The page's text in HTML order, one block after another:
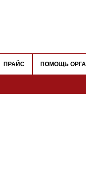
ПРАЙС ПОМОЩЬ